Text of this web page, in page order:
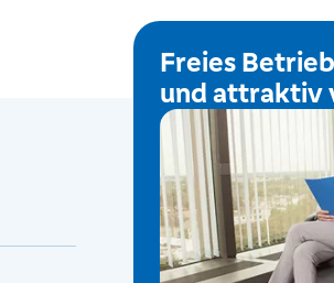
Freies
und attraktiv